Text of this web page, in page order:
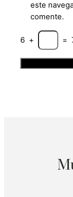
este
comente.
6 + =